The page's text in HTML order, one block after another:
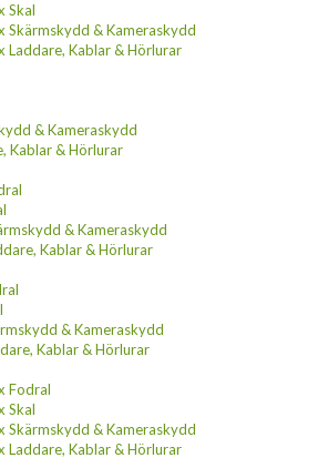
Skal
Skärmskydd & Kameraskydd
Laddare, Kablar & Hörlurar
& Kameraskydd
Kablar & Hörlurar
& Kameraskydd
Kablar & Hörlurar
& Kameraskydd
Kablar & Hörlurar
Fodral
Skal
Skärmskydd & Kameraskydd
Laddare, Kablar & Hörlurar